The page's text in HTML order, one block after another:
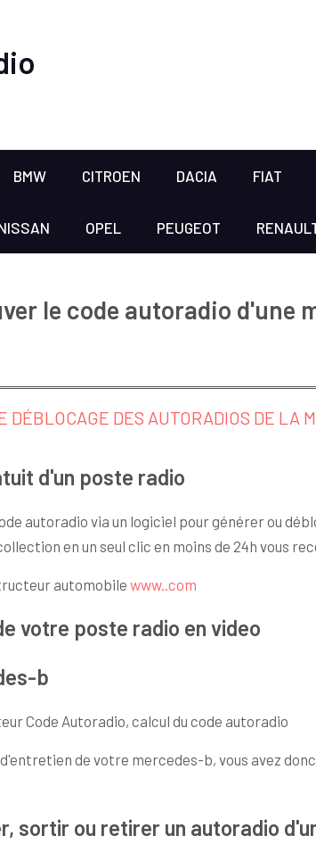
BMW CITROEN DACIA FIAT
OPEL PEUGEOT
le code autoradio d'une
DÉBLOCAGE DES AUTORADIOS DE LA
d'un poste radio
autoradio via un logiciel pour générer ou
en un seul clic en moins de 24h vous
automobile www..com
votre poste radio en video
b
Code Autoradio, calcul du code autoradio
de votre mercedes-b, vous avez
sortir ou retirer un autoradio